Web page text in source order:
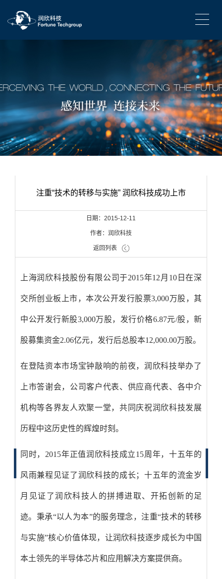
注重“技术的转移与实施” 润欣科技成功上市
日期：2015-12-11
作者：润欣科技
返回列表
上海润欣科技股份有限公司于2015年12月10日在深
交所创业板上市，本次公开发行股票3,000万股，其
中公开发行新股3,000万股，发行价格6.87元/股，新
股募集资金2.06亿元，发行后总股本12,000.00万股。
在登陆资本市场宝钟敲响的前夜，润欣科技举办了
上市答谢会，公司客户代表、供应商代表、各中介
机构等各界友人欢聚一堂，共同庆祝润欣科技发展
历程中这历史性的辉煌时刻。
同时，2015年正值润欣科技成立15周年，十五年的
风雨兼程见证了润欣科技的成长；十五年的流金岁
月见证了润欣科技人的拼搏进取、开拓创新的足
迹。秉承“以人为本”的服务理念，注重“技术的转移
与实施”核心价值体现，让润欣科技逐步成长为中国
本土领先的半导体芯片和应用解决方案提供商。